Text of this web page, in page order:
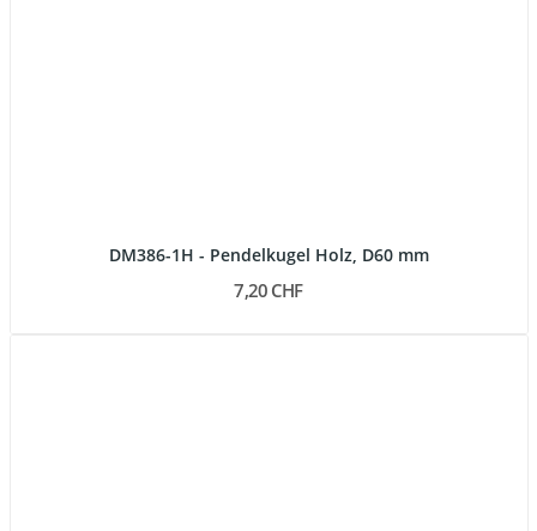
DM386-1H - Pendelkugel Holz, D60 mm
7,20 CHF